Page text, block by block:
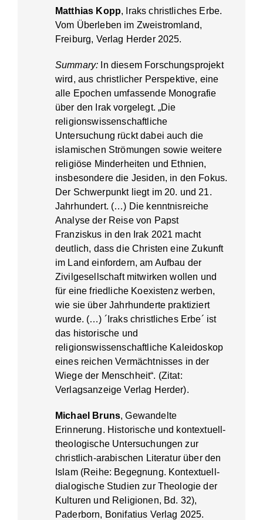
Matthias Kopp, Iraks christliches Erbe.
Vom Überleben im Zweistromland,
Freiburg, Verlag Herder 2025.
Summary: In diesem Forschungsprojekt
wird, aus christlicher Perspektive, eine
alle Epochen umfassende Monografie
über den Irak vorgelegt. „Die
religionswissenschaftliche
Untersuchung rückt dabei auch die
islamischen Strömungen sowie weitere
religiöse Minderheiten und Ethnien,
insbesondere die Jesiden, in den Fokus.
Der Schwerpunkt liegt im 20. und 21.
Jahrhundert. (…) Die kenntnisreiche
Analyse der Reise von Papst
Franziskus in den Irak 2021 macht
deutlich, dass die Christen eine Zukunft
im Land einfordern, am Aufbau der
Zivilgesellschaft mitwirken wollen und
für eine friedliche Koexistenz werben,
wie sie über Jahrhunderte praktiziert
wurde. (…) ´Iraks christliches Erbe´ ist
das historische und
religionswissenschaftliche Kaleidoskop
eines reichen Vermächtnisses in der
Wiege der Menschheit“. (Zitat:
Verlagsanzeige Verlag Herder).
Michael Bruns, Gewandelte
Erinnerung. Historische und kontextuell-
theologische Untersuchungen zur
christlich-arabischen Literatur über den
Islam (Reihe: Begegnung. Kontextuell-
dialogische Studien zur Theologie der
Kulturen und Religionen, Bd. 32),
Paderborn, Bonifatius Verlag 2025.